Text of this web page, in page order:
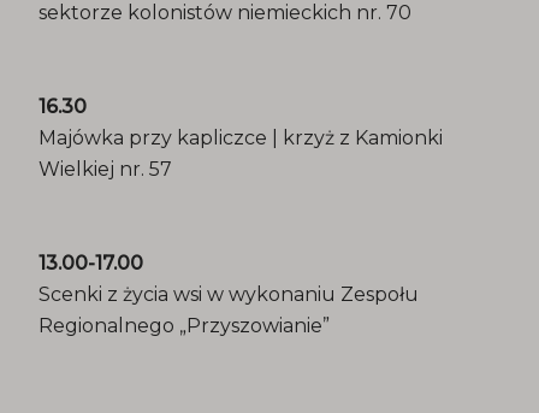
sektorze kolonistów niemieckich nr. 70
16.30
Majówka przy kapliczce | krzyż z Kamionki
Wielkiej nr. 57
13.00-17.00
Scenki z życia wsi w wykonaniu Zespołu
Regionalnego „Przyszowianie”